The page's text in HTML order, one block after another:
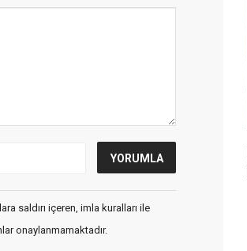
saldırı içeren, imla kuralları ile
onaylanmamaktadır.